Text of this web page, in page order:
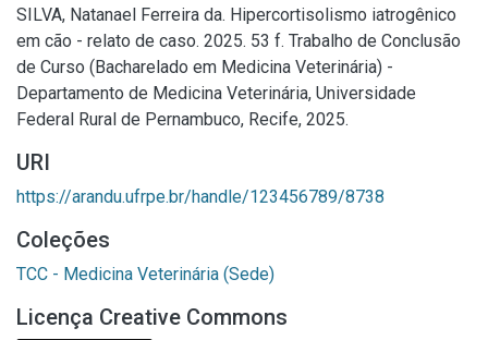
SILVA, Natanael Ferreira da. Hipercortisolismo iatrogênico
em cão - relato de caso. 2025. 53 f. Trabalho de Conclusão
de Curso (Bacharelado em Medicina Veterinária) -
Departamento de Medicina Veterinária, Universidade
Federal Rural de Pernambuco, Recife, 2025.
URI
https://arandu.ufrpe.br/handle/123456789/8738
Coleções
TCC - Medicina Veterinária (Sede)
Licença Creative Commons